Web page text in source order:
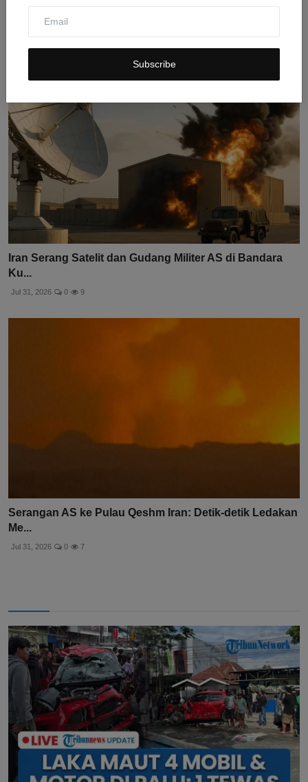
Subscribe
China...
Jul 31, 2026 0 7
Iran Serang Satelit dan Gudang Militer AS di Bandara
Ku...
Jul 31, 2026 0 9
Serangan AS ke Pulau Qeshm Iran: Detik-detik Ledakan
Me...
Jul 31, 2026 0 7